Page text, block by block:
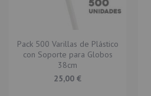
Pack 500 Varillas de Plástico
con Soporte para Globos
38cm
25,00 €